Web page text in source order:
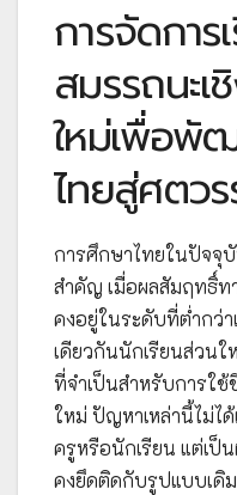
การจัดการ
สมรรถนะเ
ใหม่เพื่อพั
ไทยสู่ศตว
การศึกษาไทยในปัจจุ
สำคัญ เมื่อผลสัมฤทธิ์ท
คงอยู่ในระดับที่ต่ำกว่
เดียวกันนักเรียนส่วน
ที่จำเป็นสำหรับการใ
ใหม่ ปัญหาเหล่านี้ไม่ไ
ครูหรือนักเรียน แต่เป็
คงยึดติดกับรูปแบบเดิ